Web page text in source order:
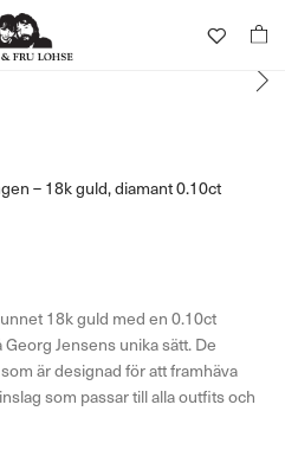
– 18k guld, diamant 0.10ct
18k guld med en 0.10ct
Jensens unika sätt. De
är designad för att framhäva
som passar till alla outfits och